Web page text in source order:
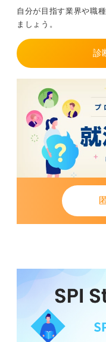
また、女性用の更
加えて、技術を身に
るでしょう。
キャリアパスを考え
ネージャー職にな
自分にとって可能
自分が目指す業界や職
ましょう。
診